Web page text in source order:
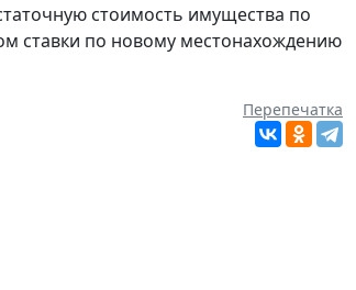
стоимость имущества по
ставки по новому местонахождению
Перепечатка